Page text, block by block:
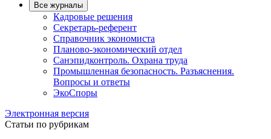
Все журналы
Кадровые решения
Секретарь-референт
Справочник экономиста
Планово-экономический отдел
Санэпидконтроль. Охрана труда
Промышленная безопасность. Разъяснения.
Вопросы и ответы
ЭкоСпоры
Электронная версия
Статьи по рубрикам